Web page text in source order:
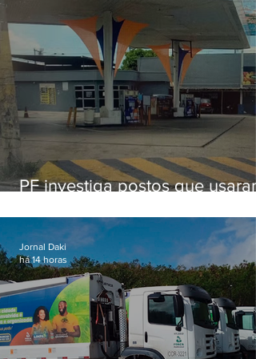
PF investiga postos que usaram
secretário morto em 2020
Jornal Daki
há 14 horas